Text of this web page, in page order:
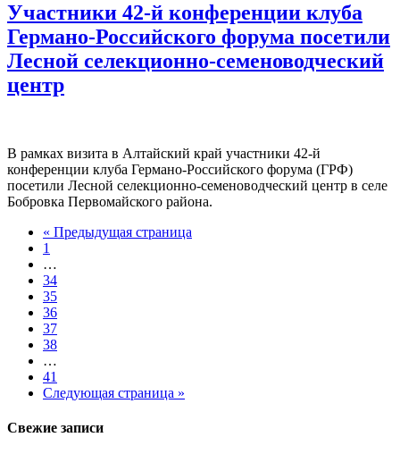
Участники 42-й конференции клуба
Германо-Российского форума посетили
Лесной селекционно-семеноводческий
центр
В рамках визита в Алтайский край участники 42-й
конференции клуба Германо-Российского форума (ГРФ)
посетили Лесной селекционно-семеноводческий центр в селе
Бобровка Первомайского района.
« Предыдущая страница
1
…
34
35
36
37
38
…
41
Следующая страница »
Свежие записи